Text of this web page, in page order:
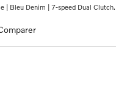
| Bleu Denim | 7-speed Dual Clutch